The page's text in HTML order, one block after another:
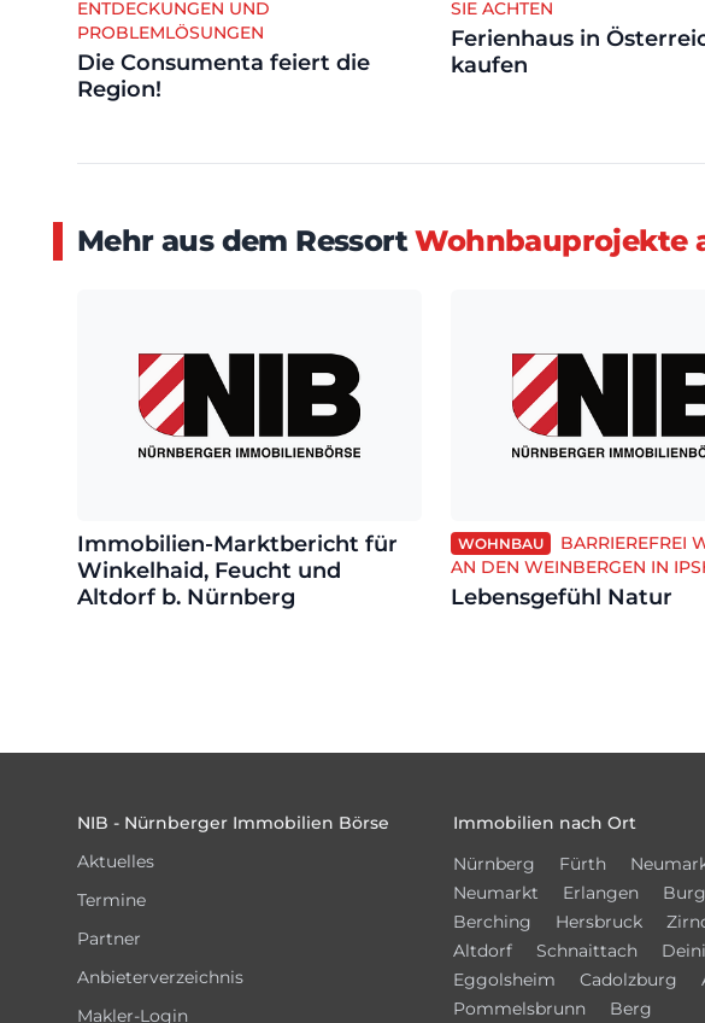
ENTDECKUNGEN UND
PROBLEMLÖSUNGEN
Die Consumenta feiert die
Region!
SIE ACHTEN
Ferienhaus in
kaufen
Mehr aus dem RessortWohnbauprojekte
Immobilien-Marktbericht für
Winkelhaid, Feucht und
Altdorf b. Nürnberg
WOHNBAU
BARRIEREFREI
AN DEN WEINBERGEN IN
Lebensgefühl Natur
NIB - Nürnberger Immobilien Börse
Aktuelles
Termine
Partner
Anbieterverzeichnis
Makler-Login
Immobilien nach Ort
Nürnberg
Fürth
Neumarkt
Erlangen
Berching
Hersbruck
Altdorf
Schnaittach
Eggolsheim
Cadolzburg
Pommelsbrunn
Berg